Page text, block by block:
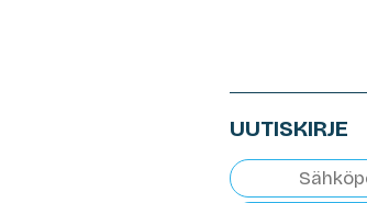
UUTISKIRJE